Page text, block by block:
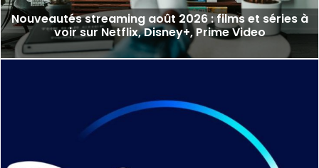
Nouveautés streaming août 2026 : films et séries à
voir sur Netflix, Disney+, Prime Video